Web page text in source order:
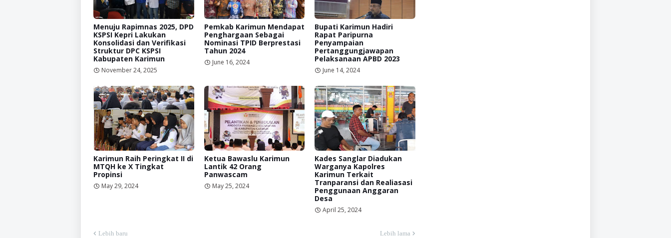
Menuju Rapimnas 2025, DPD
KSPSI Kepri Lakukan
Konsolidasi dan Verifikasi
Struktur DPC KSPSI
Kabupaten Karimun
November 24, 2025
Pemkab Karimun Mendapat
Penghargaan Sebagai
Nominasi TPID Berprestasi
Tahun 2024
June 16, 2024
Bupati Karimun Hadiri
Rapat Paripurna
Penyampaian
Pertanggungjawapan
Pelaksanaan APBD 2023
June 14, 2024
Karimun Raih Peringkat II di
MTQH ke X Tingkat
Propinsi
May 29, 2024
Ketua Bawaslu Karimun
Lantik 42 Orang
Panwascam
May 25, 2024
Kades Sanglar Diadukan
Warganya Kapolres
Karimun Terkait
Tranparansi dan Realiasasi
Penggunaan Anggaran
Desa
April 25, 2024
Lebih baru Lebih lama